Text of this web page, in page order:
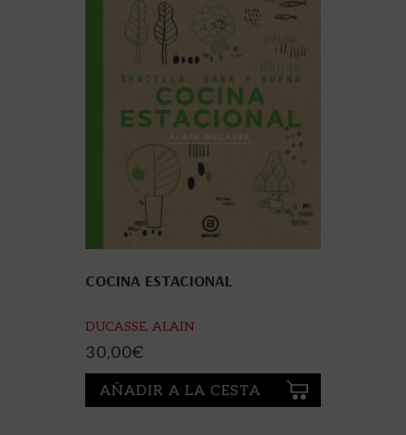
COCINA ESTACIONAL
DUCASSE, ALAIN
30,00€
AÑADIR A LA CESTA